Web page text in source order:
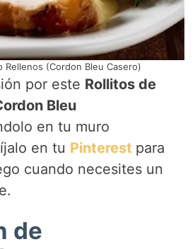
Rellenos (Cordon Bleu Casero)
por este Rollitos de
Bleu
en tu muro
en tu Pinterest para
cuando necesites un
de